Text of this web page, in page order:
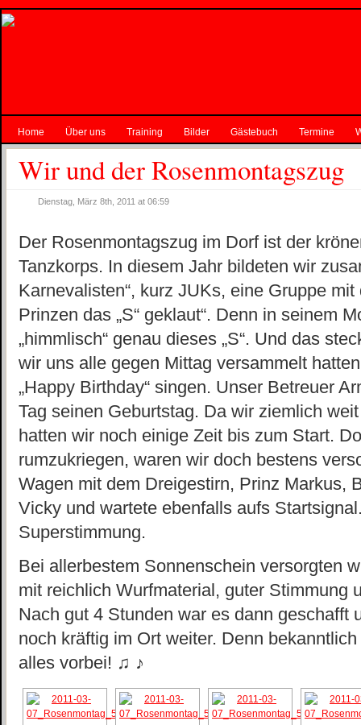
Home Über uns Training Bilder Gästebuch Termine
Wir und der Rosenmontagszug
Dienstag, März 8th, 2011 at 06:59
Der Rosenmontagszug im Dorf ist der
Tanzkorps. In diesem Jahr bildeten wir
Karnevalisten“, kurz JUKs, eine Gruppe
Prinzen das „S“ geklaut“. Denn in seinem
„himmlisch“ genau dieses „S“. Und das
wir uns alle gegen Mittag versammelt
„Happy Birthday“ singen. Unser Betreuer
Tag seinen Geburtstag. Da wir ziemlich
hatten wir noch einige Zeit bis zum Start.
rumzukriegen, waren wir doch bestens
Wagen mit dem Dreigestirn, Prinz Markus,
Vicky und wartete ebenfalls aufs
Superstimmung.
Bei allerbestem Sonnenschein versorgten
mit reichlich Wurfmaterial, guter Stimmung
Nach gut 4 Stunden war es dann geschafft
noch kräftig im Ort weiter. Denn
alles vorbei! ♫ ♪